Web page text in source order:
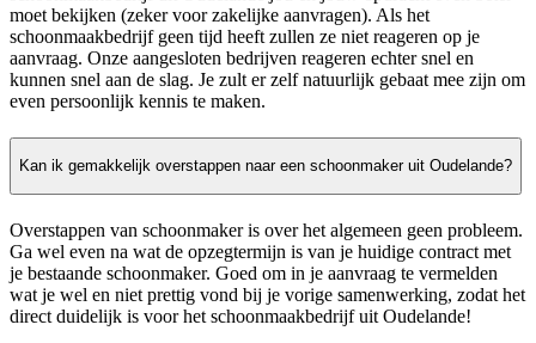
moet bekijken (zeker voor zakelijke aanvragen). Als het
schoonmaakbedrijf geen tijd heeft zullen ze niet reageren op je
aanvraag. Onze aangesloten bedrijven reageren echter snel en
kunnen snel aan de slag. Je zult er zelf natuurlijk gebaat mee zijn om
even persoonlijk kennis te maken.
Kan ik gemakkelijk overstappen naar een schoonmaker uit Oudelande?
Overstappen van schoonmaker is over het algemeen geen probleem.
Ga wel even na wat de opzegtermijn is van je huidige contract met
je bestaande schoonmaker. Goed om in je aanvraag te vermelden
wat je wel en niet prettig vond bij je vorige samenwerking, zodat het
direct duidelijk is voor het schoonmaakbedrijf uit Oudelande!